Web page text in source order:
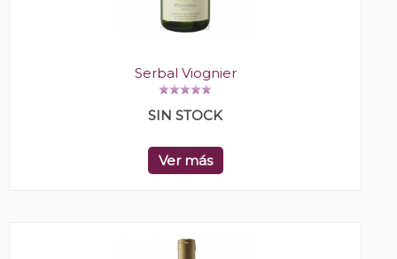
Serbal Viognier
SIN STOCK
Ver más